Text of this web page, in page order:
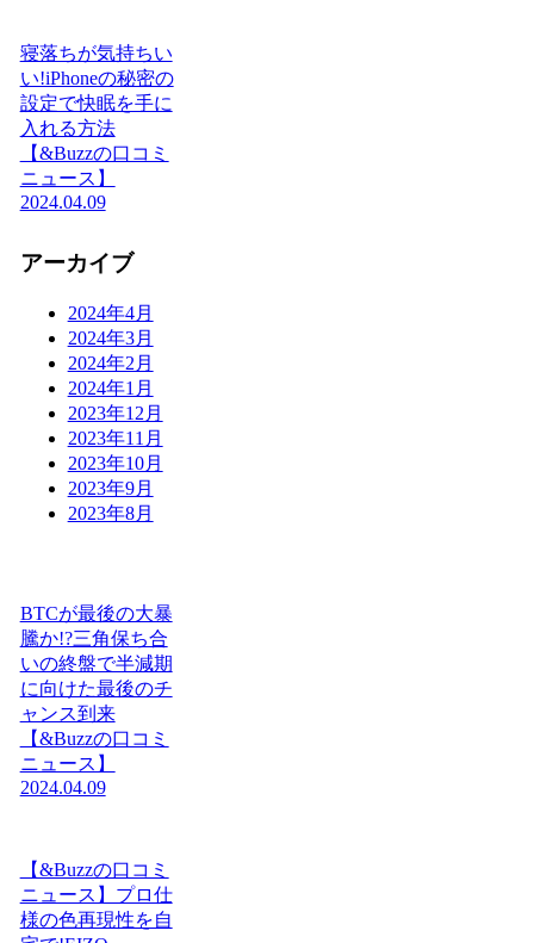
寝落ちが気持ちい
い!iPhoneの秘密の
設定で快眠を手に
入れる方法
【&Buzzの口コミ
ニュース】
2024.04.09
アーカイブ
2024年4月
2024年3月
2024年2月
2024年1月
2023年12月
2023年11月
2023年10月
2023年9月
2023年8月
BTCが最後の大暴
騰か!?三角保ち合
いの終盤で半減期
に向けた最後のチ
ャンス到来
【&Buzzの口コミ
ニュース】
2024.04.09
【&Buzzの口コミ
ニュース】プロ仕
様の色再現性を自